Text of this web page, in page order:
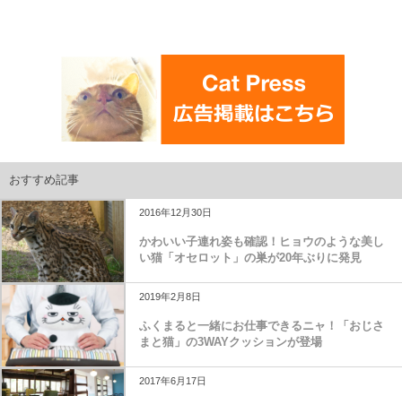
おすすめ記事
2016年12月30日
かわいい子連れ姿も確認！ヒョウのような美し
い猫「オセロット」の巣が20年ぶりに発見
2019年2月8日
ふくまると一緒にお仕事できるニャ！「おじさ
まと猫」の3WAYクッションが登場
2017年6月17日